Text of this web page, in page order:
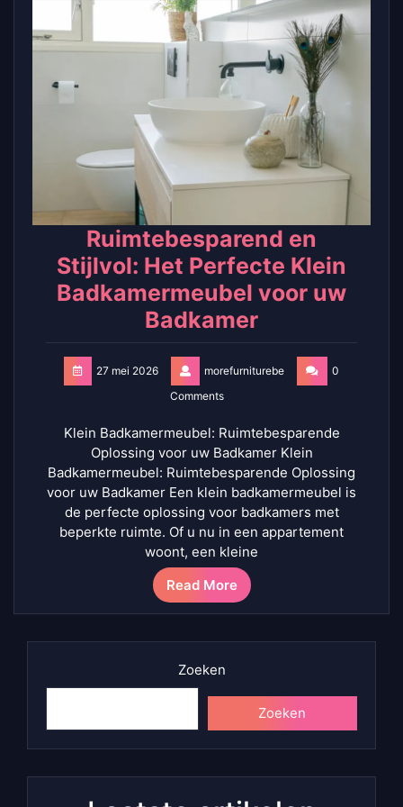
Ruimtebesparend en
Stijlvol: Het Perfecte Klein
Badkamermeubel voor uw
Badkamer
27 mei 2026 morefurniturebe
0
Comments
Klein Badkamermeubel: Ruimtebesparende
Oplossing voor uw Badkamer Klein
Badkamermeubel: Ruimtebesparende Oplossing
voor uw Badkamer Een klein badkamermeubel is
de perfecte oplossing voor badkamers met
beperkte ruimte. Of u nu in een appartement
woont, een kleine
Read More
Zoeken
Zoeken